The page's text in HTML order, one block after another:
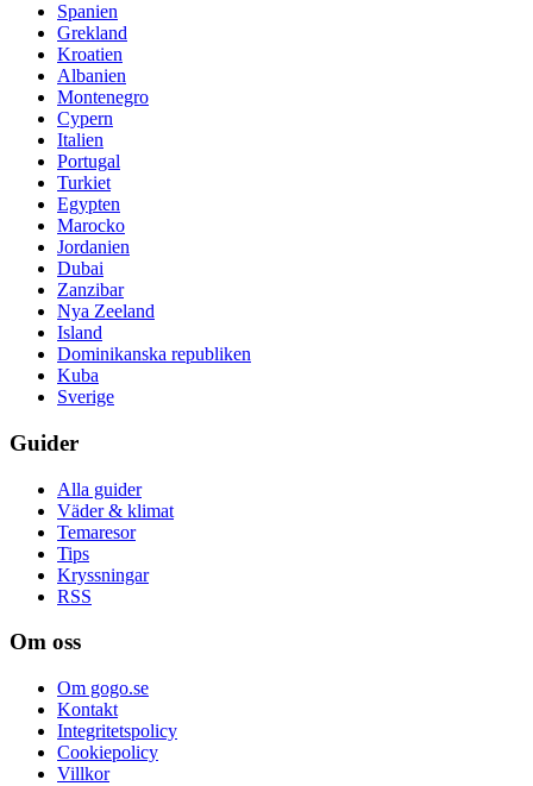
Spanien
Grekland
Kroatien
Albanien
Montenegro
Cypern
Italien
Portugal
Turkiet
Egypten
Marocko
Jordanien
Dubai
Zanzibar
Nya Zeeland
Island
Dominikanska republiken
Kuba
Sverige
Guider
Alla guider
Väder & klimat
Temaresor
Tips
Kryssningar
RSS
Om oss
Om gogo.se
Kontakt
Integritetspolicy
Cookiepolicy
Villkor